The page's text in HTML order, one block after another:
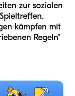
zur sozialen
kämpfen mit
Regeln"